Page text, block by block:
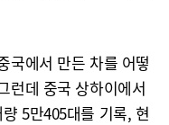
국에서 만든 차를 어떻
런데 중국 상하이에서
5만405대를 기록, 현